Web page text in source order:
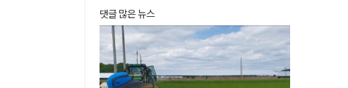
댓글 많은 뉴스